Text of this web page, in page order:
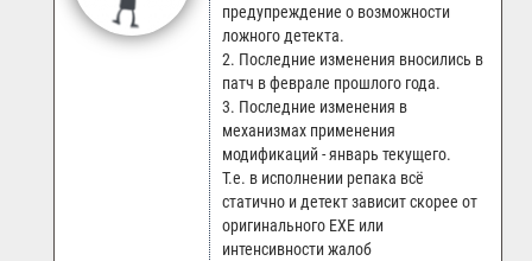
предупреждение о возможности
ложного детекта.
2. Последние изменения вносились в
патч в феврале прошлого года.
3. Последние изменения в
механизмах применения
модификаций - январь текущего.
Т.е. в исполнении репака всё
статично и детект зависит скорее от
оригинального EXE или
интенсивности жалоб